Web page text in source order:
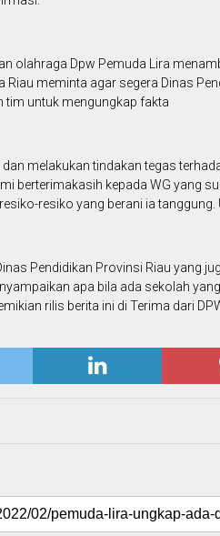
olahraga Dpw Pemuda Lira
Riau meminta agar segera Dinas
tim untuk mengungkap fakta
melakukan tindakan tegas
berterimakasih kepada WG yang
resiko yang berani ia tanggung.
Pendidikan Provinsi Riau yang
apa bila ada sekolah
rilis berita ini di Terima dari